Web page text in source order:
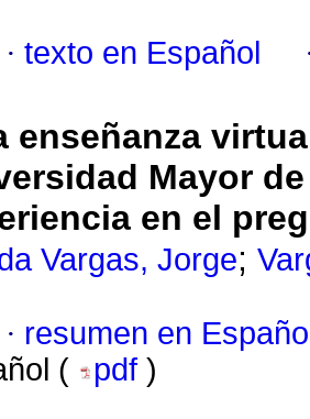
· texto en Español
enseñanza
Mayor
en el
Vargas, Jorge;
· resumen en
(
pdf )